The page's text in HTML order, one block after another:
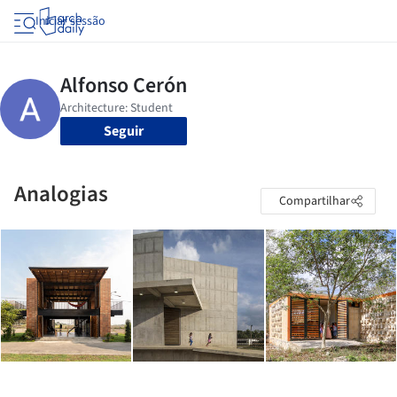
Iniciar sessão
Seguir
Analogias Compartilhar